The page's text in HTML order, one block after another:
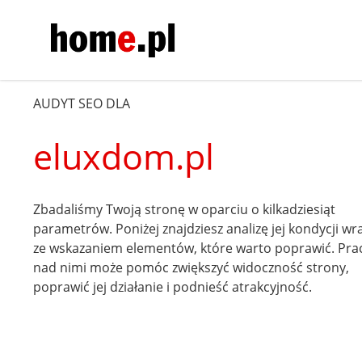
AUDYT SEO DLA
eluxdom.pl
Zbadaliśmy Twoją stronę w oparciu o kilkadziesiąt
parametrów. Poniżej znajdziesz analizę jej kondycji
ze wskazaniem elementów, które warto poprawić.
nad nimi może pomóc zwiększyć widoczność strony,
poprawić jej działanie i podnieść atrakcyjność.